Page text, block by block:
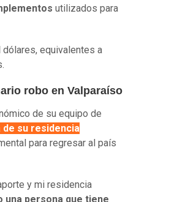
utilizados para
equivalentes a
robo en Valparaíso
de su equipo de
de su residencia
para regresar al país
y mi residencia
una persona que tiene